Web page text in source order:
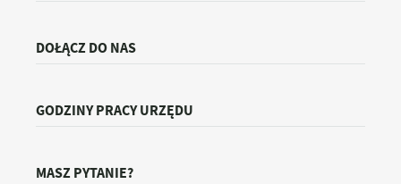
DOŁĄCZ DO NAS
GODZINY PRACY URZĘDU
MASZ PYTANIE?